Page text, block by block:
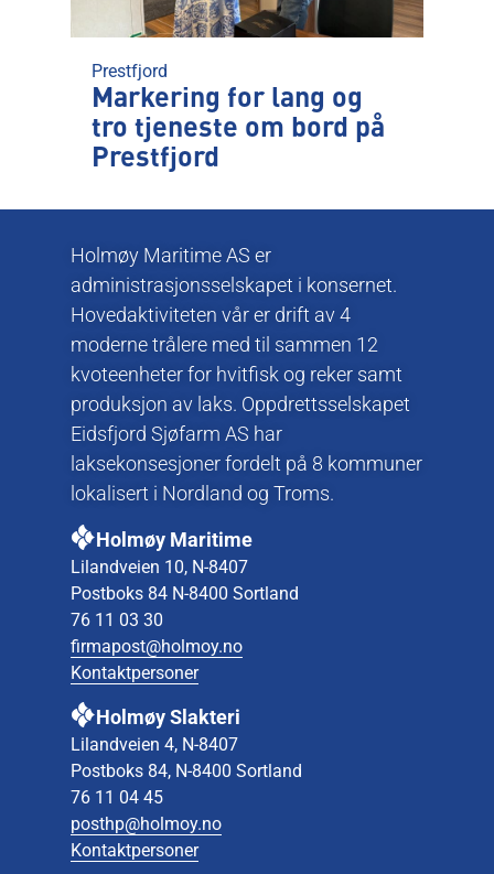
Prestfjord
Markering for lang og
tro tjeneste om bord på
Prestfjord
Holmøy Maritime AS er
administrasjonsselskapet i konsernet.
Hovedaktiviteten vår er drift av 4
moderne trålere med til sammen 12
kvoteenheter for hvitfisk og reker samt
produksjon av laks. Oppdrettsselskapet
Eidsfjord Sjøfarm AS har
laksekonsesjoner fordelt på 8 kommuner
lokalisert i Nordland og Troms.
Holmøy Maritime
Lilandveien 10, N-8407
Postboks 84 N-8400 Sortland
76 11 03 30
firmapost@holmoy.no
Kontaktpersoner
Holmøy Slakteri
Lilandveien 4, N-8407
Postboks 84, N-8400 Sortland
76 11 04 45
posthp@holmoy.no
Kontaktpersoner